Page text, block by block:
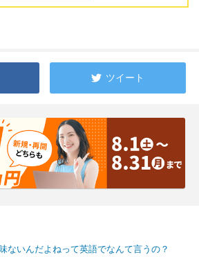
ツイート
ないんだよねって英語でなんて言うの？